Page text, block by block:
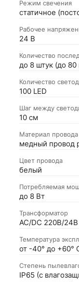
Режим свечения
статичное
Рабочее
24 В
Количество
до 8 штук (до 80
Количество
100 LED
Шаг между
10 см
Материал провода
медный провод
Цвет провода
белый
Потребляемая
до 8 Вт
Трансформатор
AC/DC 220В/24В
Температура
от -40° до +60°
Степень
IP65 (с